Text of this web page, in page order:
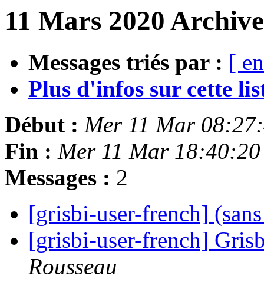
11 Mars 2020
Messages triés par : [
Plus d'infos sur cette
Début : Mer 11 Mar
Fin : Mer 11 Mar
Messages : 2
[grisbi-user-french]
[grisbi-user-french]
Rousseau